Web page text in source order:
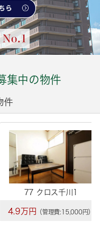
集中の物件
件
77 クロス千川1
4.9万円 （管理費:15,000円）